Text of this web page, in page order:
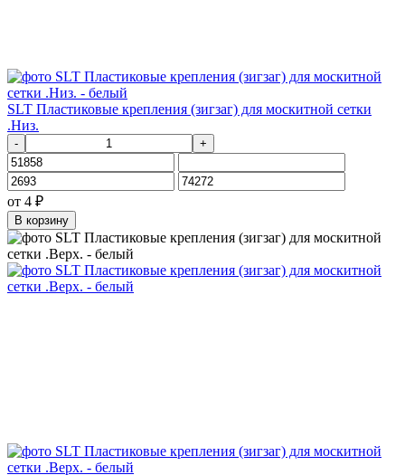
SLT Пластиковые крепления (зигзаг) для москитной сетки
.Низ.
- +
от 4 ₽
В корзину